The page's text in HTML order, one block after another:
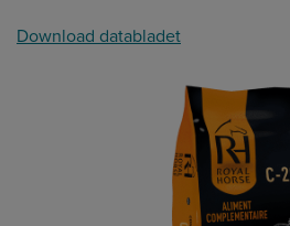
Download databladet